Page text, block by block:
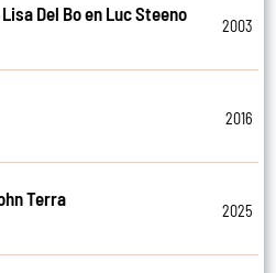
Del Bo en Luc Steeno
2003
2016
Terra
2025